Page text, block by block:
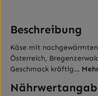
Beschreibung
Käse mit
Österreich,
Geschmack kräftig…